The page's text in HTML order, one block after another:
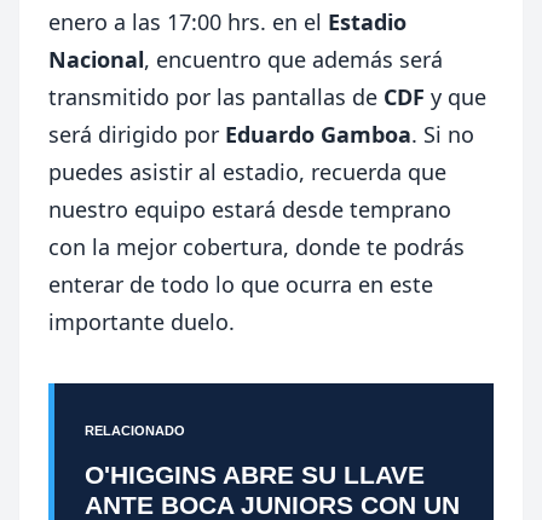
enero a las 17:00 hrs. en el Estadio
Nacional, encuentro que además será
transmitido por las pantallas de CDF y que
será dirigido por Eduardo Gamboa. Si no
puedes asistir al estadio, recuerda que
nuestro equipo estará desde temprano
con la mejor cobertura, donde te podrás
enterar de todo lo que ocurra en este
importante duelo.
RELACIONADO
O'HIGGINS ABRE SU LLAVE
ANTE BOCA JUNIORS CON UN